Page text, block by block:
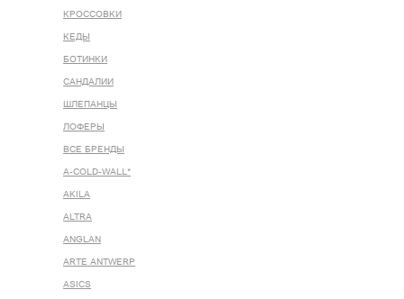
КРОССОВКИ
КЕДЫ
БОТИНКИ
САНДАЛИИ
ШЛЕПАНЦЫ
ЛОФЕРЫ
ВСЕ БРЕНДЫ
A-COLD-WALL*
AKILA
ALTRA
ANGLAN
ARTE ANTWERP
ASICS